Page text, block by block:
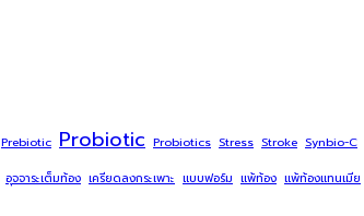
Prebiotic Probiotic Probiotics Stress Stroke Synbio-C
อุจจาระเต็มท้อง เครียดลงกระเพาะ แบบฟอร์ม แพ้ท้อง แพ้ท้องแทนเมีย